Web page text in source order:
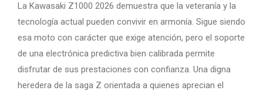
La Kawasaki Z1000 2026 demuestra que la veteranía y la
tecnología actual pueden convivir en armonía. Sigue siendo
esa moto con carácter que exige atención, pero el soporte
de una electrónica predictiva bien calibrada permite
disfrutar de sus prestaciones con confianza. Una digna
heredera de la saga Z orientada a quienes aprecian el